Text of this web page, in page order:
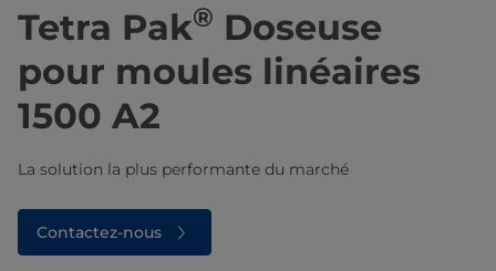
Tetra Pak® Doseuse
pour moules linéaires
1500 A2
La solution la plus performante du marché
Contactez-nous